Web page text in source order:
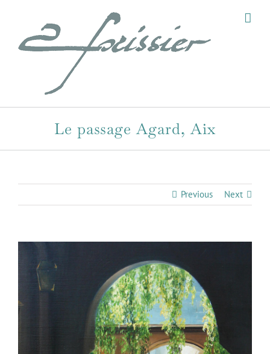
Le passage Agard, Aix
Previous Next
View
Larger
Image